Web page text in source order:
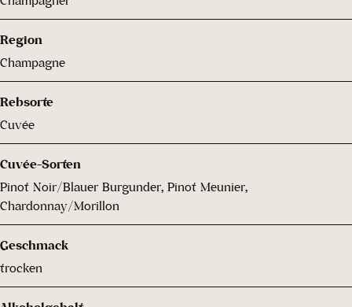
Region
Champagne
Rebsorte
Cuvée
Cuvée-Sorten
Pinot Noir/Blauer Burgunder, Pinot Meunier,
Chardonnay/Morillon
Geschmack
trocken